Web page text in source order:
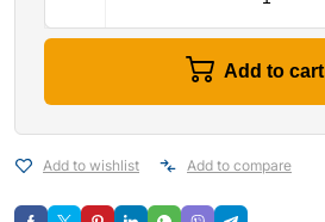
Add to cart
Add to wishlist Add to compare